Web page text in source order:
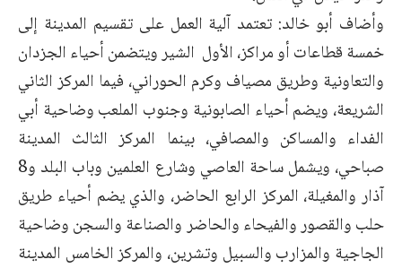
وأضاف أبو خالد: تعتمد آلية العمل على تقسيم المدينة إلى
خمسة قطاعات أو مراكز، الأول الشير ويتضمن أحياء الجزدان
والتعاونية وطريق مصياف وكرم الحوراني، فيما المركز الثاني
الشريعة، ويضم أحياء الصابونية وجنوب الملعب وضاحية أبي
الفداء والمساكن والمصافي، بينما المركز الثالث المدينة
صباحي، ويشمل ساحة العاصي وشارع العلمين وباب البلد و8
آذار والمغيلة، المركز الرابع الحاضر، والذي يضم أحياء طريق
حلب والقصور والفيحاء والحاضر والصناعة والسجن وضاحية
الجاجية والمزارب والسبيل وتشرين، والمركز الخامس المدينة